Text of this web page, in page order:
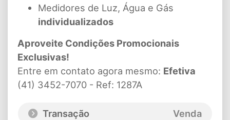
Medidores de Luz, Água e Gás
individualizados
Aproveite Condições Promocionais
Exclusivas!
Entre em contato agora mesmo: Efetiva
(41) 3452-7070 - Ref: 1287A
Transação
Venda